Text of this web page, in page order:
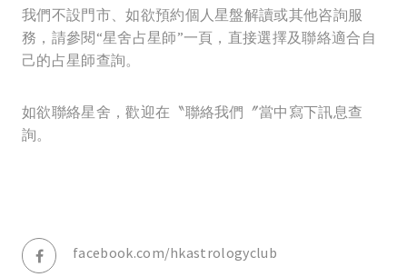
我們不設門市、如欲預約個人星盤解讀或其他咨詢服
務，請參閱“星舍占星師”一頁，直接選擇及聯絡適合自
己的占星師查詢。
如欲聯絡星舍，歡迎在〝聯絡我們〞當中寫下訊息查
詢。
facebook.com/hkastrologyclub